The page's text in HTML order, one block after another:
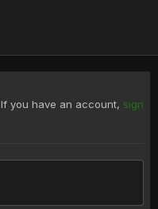
you have an account, sign